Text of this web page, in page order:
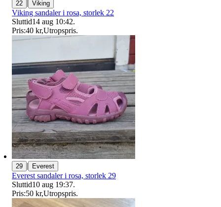
22 | Viking
Viking sandaler i rosa, storlek 22
Sluttid14 aug 10:42.
Pris:40 kr,Utropspris.
29 | Everest
Everest sandaler i rosa, storlek 29
Sluttid10 aug 19:37.
Pris:50 kr,Utropspris.